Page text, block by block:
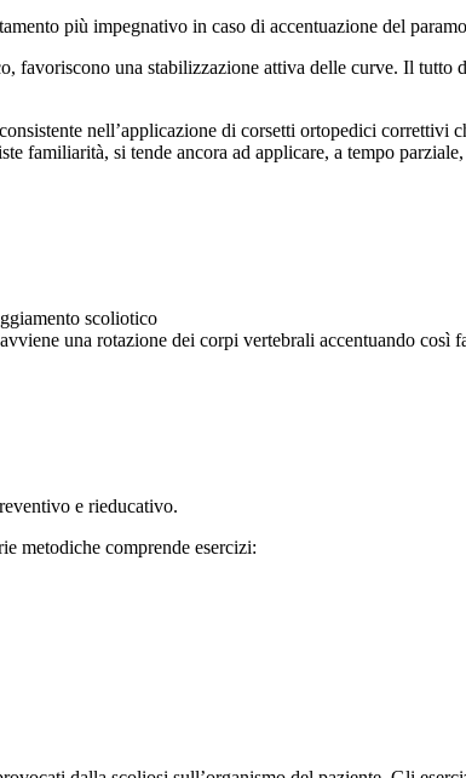
più impegnativo in caso di accentuazione del
favoriscono una stabilizzazione attiva delle curve. Il tutto
nell’applicazione di corsetti ortopedici correttivi
familiarità, si tende ancora ad applicare, a tempo
scoliotico
una rotazione dei corpi vertebrali accentuando così
e rieducativo.
metodiche comprende esercizi: